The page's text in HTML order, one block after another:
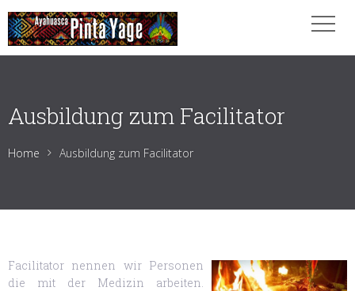
Ausbildung zum Facilitator
Home Ausbildung zum Facilitator
Facilitator nennen wir Personen
die mit der Medizin arbeiten.